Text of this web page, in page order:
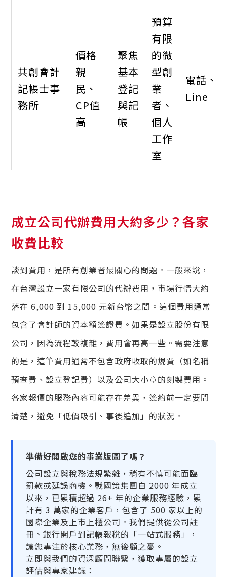
共創會計
記帳士事
務所
價格
親
民、
CP值
高
聚焦
基本
登記
與記
帳
預算
有限
的微
型創
業
者、
個人
工作
室
電話、
Line
成立公司代辦費用大約多少？各家
收費比較
談到費用，是所有創業者最關心的問題。一般來說，
在台灣設立一家有限公司的代辦費用，市場行情大約
落在 6,000 到 15,000 元新台幣之間。這個費用通常
包含了會計師的資本額簽證費。如果是設立股份有限
公司，因為流程較複雜，費用會再高一些。需要注意
的是，這筆費用通常不包含政府收取的規費（如名稱
預查費、設立登記費）以及公司大小章的刻製費用。
各家報價的服務內容可能存在差異，簽約前一定要問
清楚，避免「低價吸引、事後追加」的狀況。
準備好開啟您的事業版圖了嗎？
公司設立與稅務法規繁雜，稍有不慎可能面臨
罰款或延誤商機。戰國策集團自 2000 年成立
以來，已累積超過 26+ 年的企業服務經驗，累
計有 3 萬家的企業客戶，包含了 500 家以上的
國際企業及上市上櫃公司。我們提供從公司註
冊、銀行開戶到記帳報稅的「一站式服務」，
讓您專注於核心業務，無後顧之憂。
立即與我們的資深顧問聯繫，獲取專屬的設立
評估與專家建議：